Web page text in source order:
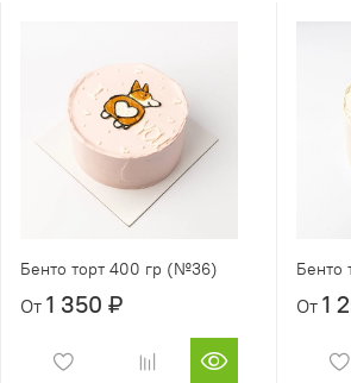
Бенто торт 400 гр (№36)
От 1 350 ₽
Бенто
От 1